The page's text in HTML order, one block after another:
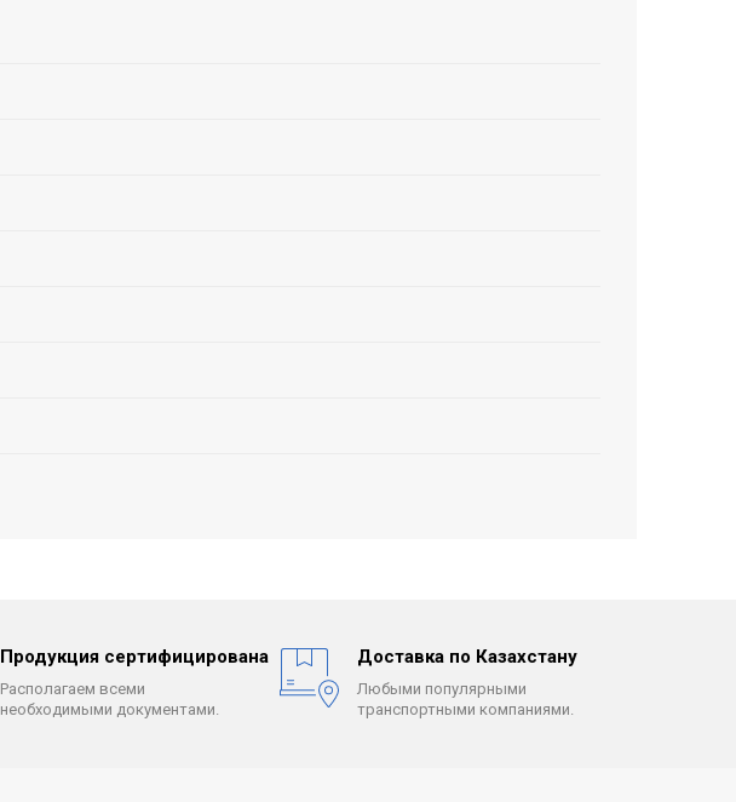
Продукция сертифицирована
Располагаем всеми
необходимыми документами.
Доставка по Казахстану
Любыми популярными
транспортными компаниями.